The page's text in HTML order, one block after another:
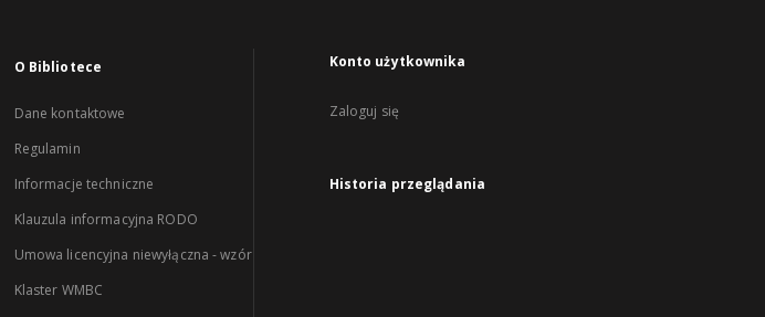
O Bibliotece
Dane kontaktowe
Regulamin
Informacje techniczne
Klauzula informacyjna RODO
Umowa licencyjna niewyłączna - wzór
Klaster WMBC
Konto użytkownika
Zaloguj się
Historia przeglądania